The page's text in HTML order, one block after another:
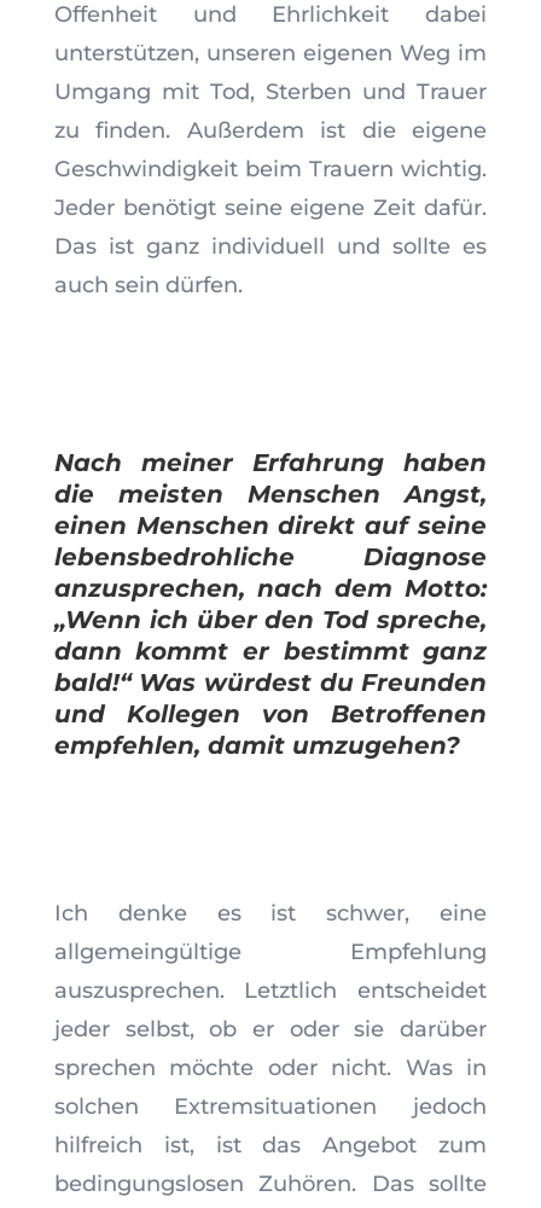
Offenheit und Ehrlichkeit dabei
unterstützen, unseren eigenen Weg im
Umgang mit Tod, Sterben und Trauer
zu finden. Außerdem ist die eigene
Geschwindigkeit beim Trauern wichtig.
Jeder benötigt seine eigene Zeit dafür.
Das ist ganz individuell und sollte es
auch sein dürfen.
Nach meiner Erfahrung haben
die meisten Menschen Angst,
einen Menschen direkt auf seine
lebensbedrohliche Diagnose
anzusprechen, nach dem Motto:
„Wenn ich über den Tod spreche,
dann kommt er bestimmt ganz
bald!“ Was würdest du Freunden
und Kollegen von Betroffenen
empfehlen, damit umzugehen?
Ich denke es ist schwer, eine
allgemeingültige Empfehlung
auszusprechen. Letztlich entscheidet
jeder selbst, ob er oder sie darüber
sprechen möchte oder nicht. Was in
solchen Extremsituationen jedoch
hilfreich ist, ist das Angebot zum
bedingungslosen Zuhören. Das sollte